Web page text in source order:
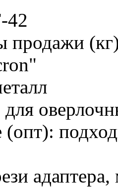
42
продажи
для
(опт):